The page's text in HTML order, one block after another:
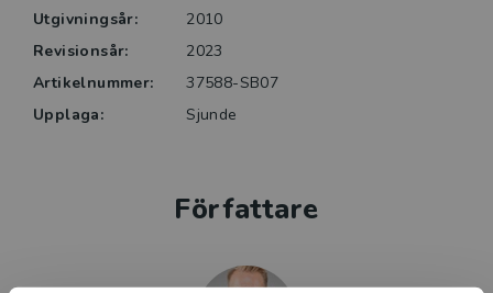
Utgivningsår:
2010
Revisionsår:
2023
Artikelnummer:
37588-SB07
Upplaga:
Sjunde
Författare